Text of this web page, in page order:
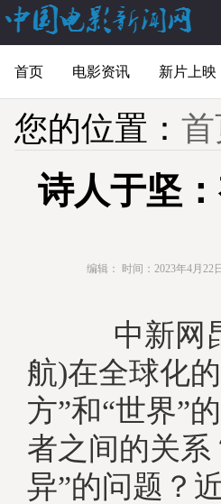
首页 电影资讯 新片上映
您的位置：
诗人于坚
编辑： 时间：2023年4月22
中新网昆
航)在全球化
方”和“世界”
者之间的关系
异”的问题？